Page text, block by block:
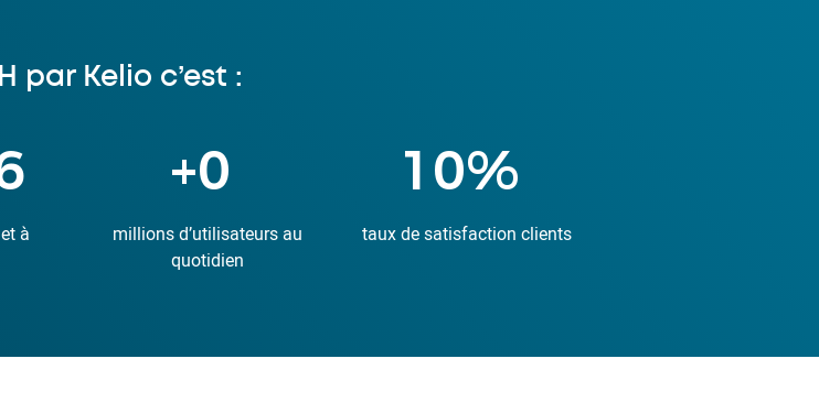
par Kelio c’est :
à
+1
millions d’utilisateurs au
quotidien
32%
taux de satisfaction clients